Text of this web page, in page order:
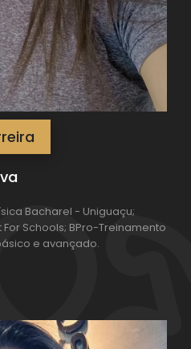
Bacharel - Uniguaçu;
For Schools; BPro-Treinamento
e avançado.